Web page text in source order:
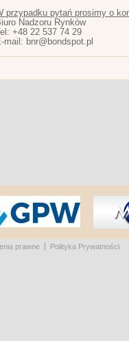
przypadku pytań prosimy o
Nadzoru Rynków
Tel: +48 22 537 74 29
mail: bnr@bondspot.pl
prawne Polityka Prywatności